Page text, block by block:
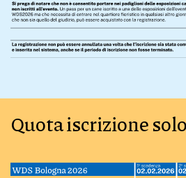
Quota iscrizione